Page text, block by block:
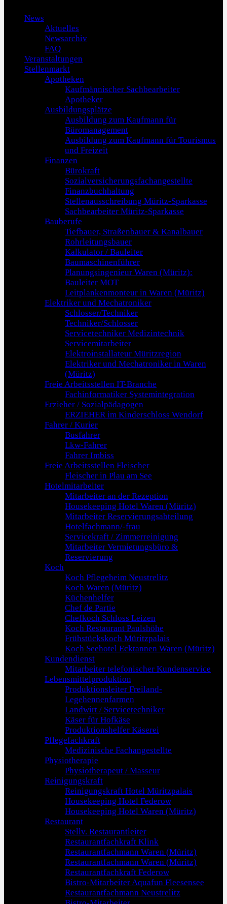
News
Aktuelles
Newsarchiv
FAQ
Veranstaltungen
Stellenmarkt
Apotheken
Kaufmännischer Sachbearbeiter
Apotheker
Ausbildungsplätze
Ausbildung zum Kaufmann für
Büromanagement
Ausbildung zum Kaufmann für Tourismus
und Freizeit
Finanzen
Bürokraft
Sozialversicherungsfachangestellte
Finanzbuchhaltung
Stellenausschreibung Müritz-Sparkasse
Sachbearbeiter Müritz-Sparkasse
Bauberufe
Tiefbauer, Straßenbauer & Kanalbauer
Rohrleitungsbauer
Kalkulator / Bauleiter
Baumaschinenführer
Planungsingenieur Waren (Müritz):
Bauleiter MOT
Leitplankenmonteur in Waren (Müritz)
Elektriker und Mechatroniker
Schlosser/Techniker
Techniker/Schlosser
Servicetechniker Medizintechnik
Servicemitarbeiter
Elektroinstallateur Müritzregion
Elektriker und Mechatroniker in Waren
(Müritz)
Freie Arbeitsstellen IT-Branche
Fachinformatiker Systemintegration
Erzieher / Sozialpädagogen
ERZIEHER im Kinderschloss Wendorf
Fahrer / Kurier
Busfahrer
Lkw-Fahrer
Fahrer Imbiss
Freie Arbeitsstellen Fleischer
Fleischer in Plau am See
Hotelmitarbeiter
Mitarbeiter an der Rezeption
Housekeeping Hotel Waren (Müritz)
Mitarbeiter Reservierungsabteilung
Hotelfachmann/-frau
Servicekraft / Zimmerreinigung
Mitarbeiter Vermietungsbüro &
Reservierung
Koch
Koch Pflegeheim Neustrelitz
Koch Waren (Müritz)
Küchenhelfer
Chef de Partie
Chefkoch Schloss Leizen
Koch Restaurant Paulshöhe
Frühstückskoch Müritzpalais
Koch Seehotel Ecktannen Waren (Müritz)
Kundendienst
Mitarbeiter telefonischer Kundenservice
Lebensmittelproduktion
Produktionsleiter Freiland-
Legehennenfarmen
Landwirt / Servicetechniker
Käser für Hofkäse
Produktionshelfer Käserei
Pflegefachkraft
Medizinische Fachangestellte
Physiotherapie
Physiotherapeut / Masseur
Reinigungskraft
Reinigungskraft Hotel Müritzpalais
Housekeeping Hotel Federow
Housekeeping Hotel Waren (Müritz)
Restaurant
Stellv. Restaurantleiter
Restaurantfachkraft Klink
Restaurantfachmann Waren (Müritz)
Restaurantfachmann Waren (Müritz)
Restaurantfachkraft Federow
Bistro-Mitarbeiter Aquafun Fleesensee
Restaurantfachmann Neustrelitz